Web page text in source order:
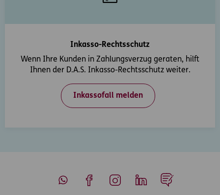
Inkasso-Rechtsschutz
Wenn Ihre Kunden in Zahlungsverzug geraten, hilft
Ihnen der D.A.S. Inkasso-Rechtsschutz weiter.
Inkassofall melden